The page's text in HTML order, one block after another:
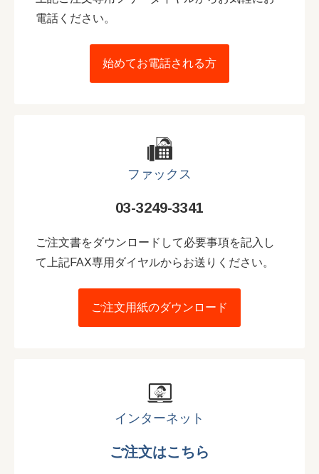
電話ください。
始めてお電話される方
ファックス
03-3249-3341
ご注文書をダウンロードして必要事項を記入し
て上記FAX専用ダイヤルからお送りください。
ご注文用紙のダウンロード
インターネット
ご注文はこちら